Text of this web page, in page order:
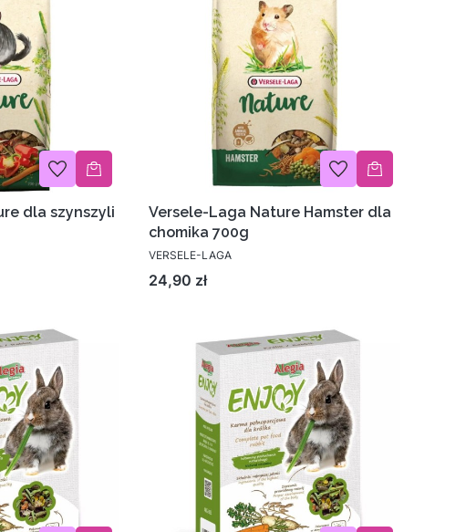
dla szynszyli
Versele-Laga Nature Hamster dla
chomika 700g
VERSELE-LAGA
Cena
24,90 zł